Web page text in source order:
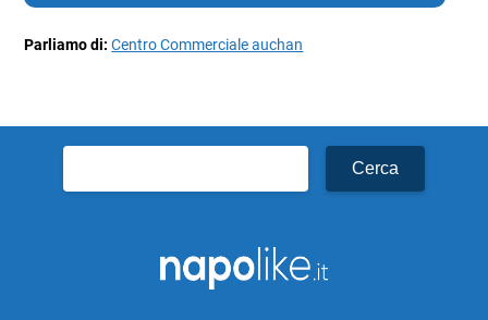
Parliamo di:Centro Commerciale auchan
per: